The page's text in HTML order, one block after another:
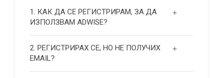
1. КАК ДА СЕ РЕГИСТРИРАМ, ЗА ДА
ИЗПОЛЗВАМ ADWISE?
2. РЕГИСТРИРАХ СЕ, НО НЕ ПОЛУЧИХ
EMAIL?